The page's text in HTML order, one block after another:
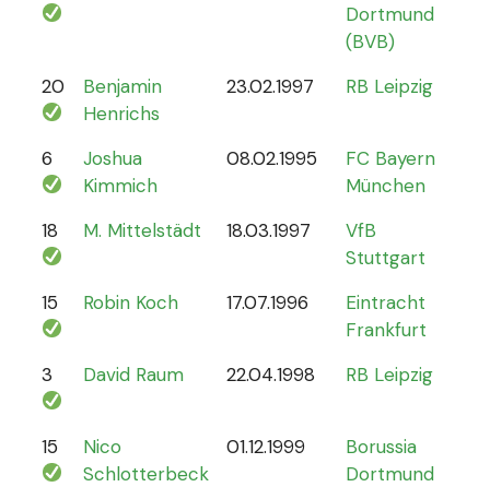
Dortmund
(BVB)
20
Benjamin
Henrichs
23.02.1997 RB Leipzig
6
Joshua
Kimmich
08.02.1995
FC Bayern
München
18 M. Mittelstädt 18.03.1997
VfB
Stuttgart
15 Robin Koch 17.07.1996
Eintracht
Frankfurt
3 David Raum 22.04.1998 RB Leipzig
15
Nico
Schlotterbeck
01.12.1999
Borussia
Dortmund